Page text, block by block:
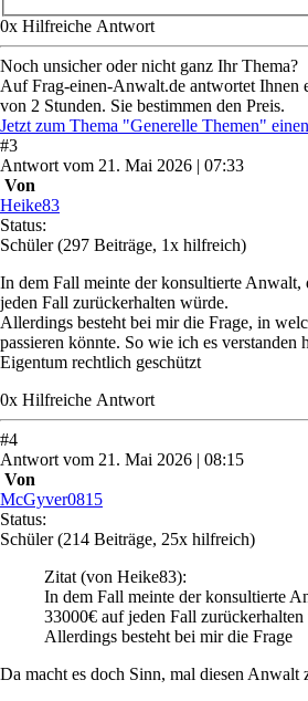
0x Hilfreiche Antwort
Noch unsicher oder nicht ganz Ihr Thema?
Auf Frag-einen-Anwalt.de antwortet Ihnen
von 2 Stunden. Sie bestimmen den Preis.
Jetzt zum Thema "Generelle Themen"
#3
Antwort vom 21. Mai 2026 | 07:33
Von
Heike83
Status:
Schüler (297 Beiträge, 1x hilfreich)
In dem Fall meinte der konsultierte Anwalt,
jeden Fall zurückerhalten würde.
Allerdings besteht bei mir die Frage, in
passieren könnte. So wie ich es verstanden
Eigentum rechtlich geschützt
0x Hilfreiche Antwort
#4
Antwort vom 21. Mai 2026 | 08:15
Von
McGyver0815
Status:
Schüler (214 Beiträge, 25x hilfreich)
Zitat (von Heike83):
In dem Fall meinte der konsultierte
33000€ auf jeden Fall zurückerhalten
Allerdings besteht bei mir die Frage
Da macht es doch Sinn, mal diesen Anwalt